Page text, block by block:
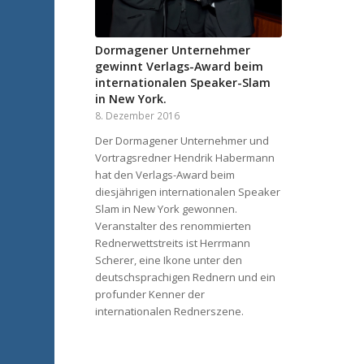
Dormagener Unternehmer
gewinnt Verlags-Award beim
internationalen Speaker-Slam
in New York.
8. Dezember 2016
Der Dormagener Unternehmer und
Vortragsredner Hendrik Habermann
hat den Verlags-Award beim
diesjährigen internationalen Speaker
Slam in New York gewonnen.
Veranstalter des renommierten
Rednerwettstreits ist Herrmann
Scherer, eine Ikone unter den
deutschsprachigen Rednern und ein
profunder Kenner der
internationalen Rednerszene.